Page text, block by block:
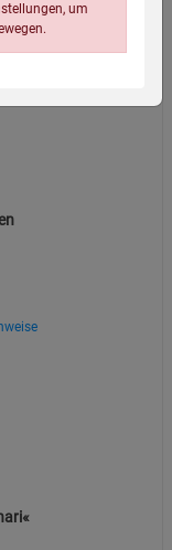
um
für die Gruppe